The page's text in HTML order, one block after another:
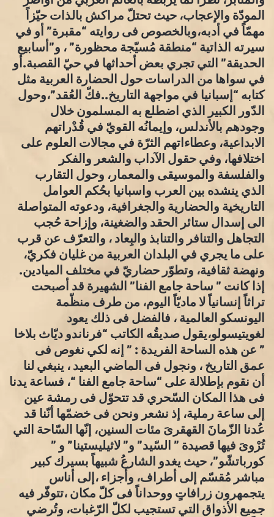
المودّة والإعجاب، حيث تحتلّ مراكش بالذات حيّزاً
مهمّاً في أدبه،وبالخصوص فى روايته “مقبرة” أو في
سيرته الذاتية “منطقة مُسيّجة محظورة” ، و”أسابيع
الحديقة” التي تجري بعض أحداثها في حيّ القصبة.أو
في سواها من الدراسات حول الحضارة العربية مثل
كتابه “إسبانيا في مواجهة التاريخ..فكّ العُقد”،وحول
الدّور الكبير الذي اضطلع به المسلمون خلال
وجودهم بالأندلس، وإيمانُه القويّ في قُدْراتهم
الابداعية، وعطاءاتهم الثرّة في مجالات العلوم على
اختلافها، وفي حقول الآداب والشعر والفكر
والفلسفة والموسيقى والمعمار، وحول التقارب
الذي ينشده بين العرب واسبانيا بحُكم العوامل
التاريخية والحضارية والجغرافية، ودعوته المتواصلة
الى إسدال ستائر الحقد والضغينة، وإزاحة حُجب
التجاهل والتنافر والتنابذ والبِعاد ، والتعرّف عن قرب
على ما يجري في البلدان العربية من غليان فكريّ،
ونهضة ثقافية، وتطوّر حضاريّ في مختلف الميادين.
إذا كانت ” ساحة جامع الفنا” الشهيرة قد أصبحت
تراثاً إنسانياً لا ماديّاً اليوم، من طرف منظّمة
اليونسكو العالمية ، فالفضل فى ذلك يعود
لغويتيسولو،يقول صديقُه الكاتب “فرناندو ديّاث بلاخا
” عن هذه الساحة الفريدة : ” إنه لكي نغوص فى
عمق التاريخ ، ونجول فى الماضي البعيد ، ينبغي لنا
أن نقوم بإطلالة على “ساحة جامع الفنا “، فساعة يدنا
فى هذا المكان السّحري قد تتحوّل فى رمشة عين
إلى ساعة رملية، إذ نشعر ونحن فى خضمّها أنّنا قد
عُدنا الزّمانَ القهقرىَ مئات السنين، إنّها السّاحة التي
تُرْوىَ فيها قصيدة ” السّيد” و” لاثيليستينا” و ”
كورباتشّو”، حيث يغدو الشارعُ شبيهاً بسيرك كبير
مباشر مُقسّم إلى أطراف، وأجزاء ،إلى أناس
يتجمهرون زرافاتٍ ووحداناً فى كلّ مكان ،تتوفّر فيه
جميع الأذواق التي تستجيب لكلّ الرّغبات، وتُرضي